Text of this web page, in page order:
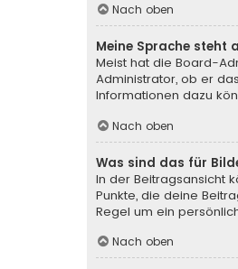
Nach oben
Meine Sprache steht
Meist hat die Board-
Administrator, ob er
Informationen dazu
Nach oben
Was sind das für
In der Beitragsansicht
Punkte, die deine
Regel um ein
Nach oben